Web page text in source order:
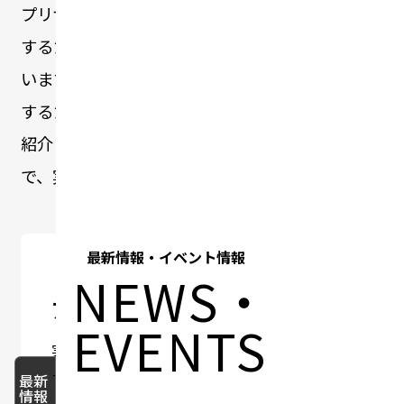
最新
情報
最新情報・イベント情報
NEWS・
EVENTS
プリザンター（Pleasanter）をもっと便利に活用
するための学習・サポートコンテンツをまとめて
います。ノーコードで業務システムを構築・運用
するためのノウハウや、実際の課題解決事例をご
紹介！プリザンター初心者の方から運用担当者ま
で、実践的な情報を幅広くご活用いただけます。
アプリ作成ガイド
実際に操作しながら学べる体験型ガイド。ア
プリ作成の流れをステップごとに習得できま